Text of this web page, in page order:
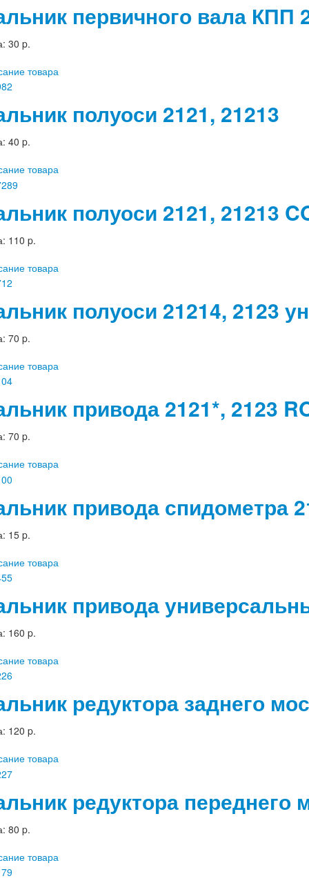
первичного вала КПП
30 p.
товара
полуоси 2121, 21213
40 p.
товара
полуоси 2121, 21213
110 p.
товара
полуоси 21214, 2123
70 p.
товара
привода 2121*, 2123
70 p.
товара
привода спидометра
15 p.
товара
привода
160 p.
товара
редуктора заднего
120 p.
товара
редуктора
80 p.
товара